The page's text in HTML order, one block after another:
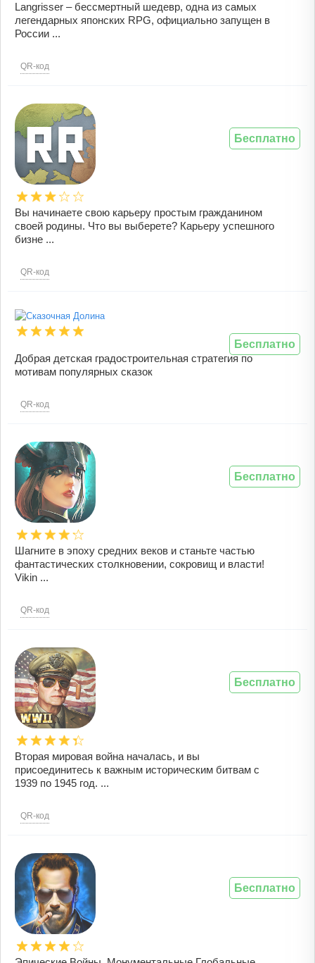
Langrisser – бессмертный шедевр, одна из самых
легендарных японских RPG, официально запущен в
России ...
QR-код
Вы начинаете свою карьеру простым гражданином
своей родины. Что вы выберете? Карьеру успешного
бизне ...
QR-код
Бесплатно
Добрая детская градостроительная стратегия по
мотивам популярных сказок
QR-код
Бесплатно
Шагните в эпоху средних веков и станьте частью
фантастических столкновении, сокровищ и власти!
Vikin ...
QR-код
Бесплатно
Вторая мировая война началась, и вы
присоединитесь к важным историческим битвам с
1939 по 1945 год. ...
QR-код
Бесплатно
Бесплатно